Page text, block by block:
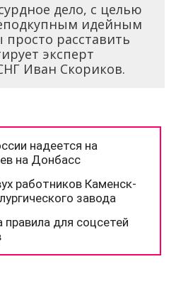
дело, с целью
идейным
расставить
эксперт
Иван Скориков.